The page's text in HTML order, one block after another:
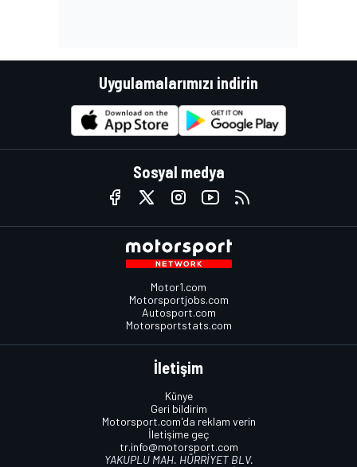
Uygulamalarımızı indirin
Sosyal medya
Motor1.com
Motorsportjobs.com
Autosport.com
Motorsportstats.com
İletişim
Künye
Geri bildirim
Motorsport.com'da reklam verin
İletişime geç
tr.info@motorsport.com
YAKUPLU MAH. HÜRRİYET BLV.